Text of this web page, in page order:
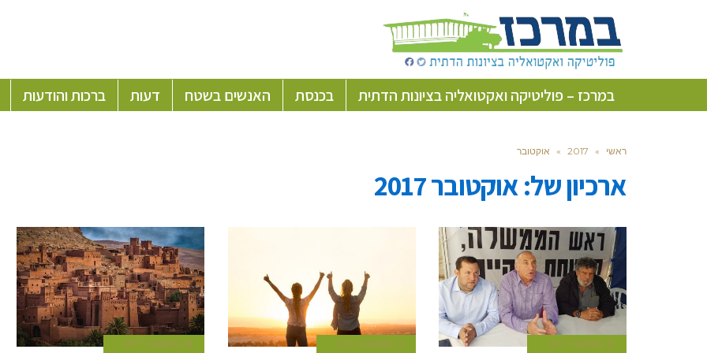
במרכז – פוליטיקה ואקטואליה בציונות הדתית בכנסת האנשים בשטח דעות ברכות והודעות
ראשי »
2017
» אוקטובר
ארכיון של:אוקטובר 2017
31 באוקטובר 2017 31 באוקטובר 2017 29 באוקטובר 2017